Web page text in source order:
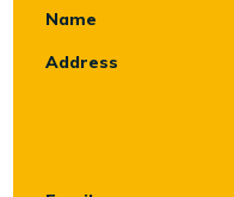
Name
Address